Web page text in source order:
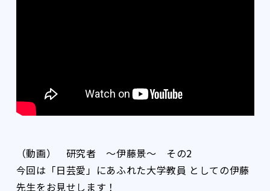
（動画） 研究者 ～伊藤景～ その2
今回は「日芸愛」にあふれた大学教員 としての伊藤
先生をお見せします！